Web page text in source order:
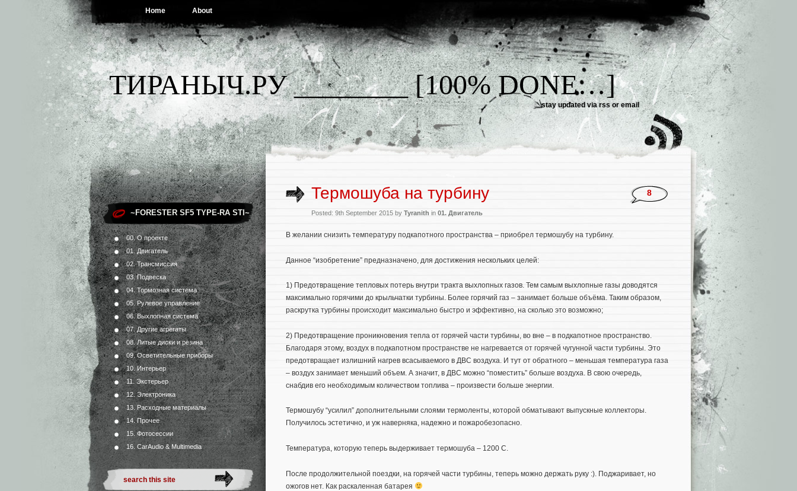
Home About
ТИРАНЫЧ.РУ ________ [100% DONE…]
stay updated viarss oremail
~FORESTER SF5 TYPE-RA STI~
00. О проекте
01. Двигатель
02. Трансмиссия
03. Подвеска
04. Тормозная система
05. Рулевое управление
06. Выхлопная система
07. Другие агрегаты
08. Литые диски и резина
09. Осветительные приборы
10. Интерьер
11. Экстерьер
12. Электроника
13. Расходные материалы
14. Прочее
15. Фотосессии
16. CarAudio & Multimedia
Термошуба на турбину
Posted: 9th September 2015 by Tyranith in 01. Двигатель
8
В желании снизить температуру подкапотного пространства – приобрел термошубу на турбину.
Данное “изобретение” предназначено, для достижения нескольких целей:
1) Предотвращение тепловых потерь внутри тракта выхлопных газов. Тем самым выхлопные газы доводятся
максимально горячими до крыльчатки турбины. Более горячий газ – занимает больше объёма. Таким образом,
раскрутка турбины происходит максимально быстро и эффективно, на сколько это возможно;
2) Предотвращение проникновения тепла от горячей части турбины, во вне – в подкапотное пространство.
Благодаря этому, воздух в подкапотном пространстве не нагревается от горячей чугунной части турбины. Это
предотвращает излишний нагрев всасываемого в ДВС воздуха. И тут от обратного – меньшая температура газа
– воздух занимает меньший объем. А значит, в ДВС можно “поместить” больше воздуха. В свою очередь,
снабдив его необходимым количеством топлива – произвести больше энергии.
Термошубу “усилил” дополнительными слоями термоленты, которой обматывают выпускные коллекторы.
Получилось эстетично, и уж наверняка, надежно и пожаробезопасно.
Температура, которую теперь выдерживает термошуба – 1200 С.
После продолжительной поездки, на горячей части турбины, теперь можно держать руку :). Поджаривает, но
ожогов нет. Как раскаленная батарея